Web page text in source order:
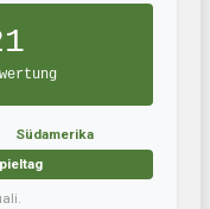
Südamerika